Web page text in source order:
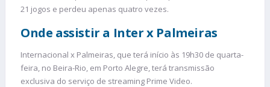
21 jogos e perdeu apenas quatro vezes.
Onde assistir a Inter x Palmeiras
Internacional x Palmeiras, que terá início às 19h30 de quarta-
feira, no Beira-Rio, em Porto Alegre, terá transmissão
exclusiva do serviço de streaming Prime Video.